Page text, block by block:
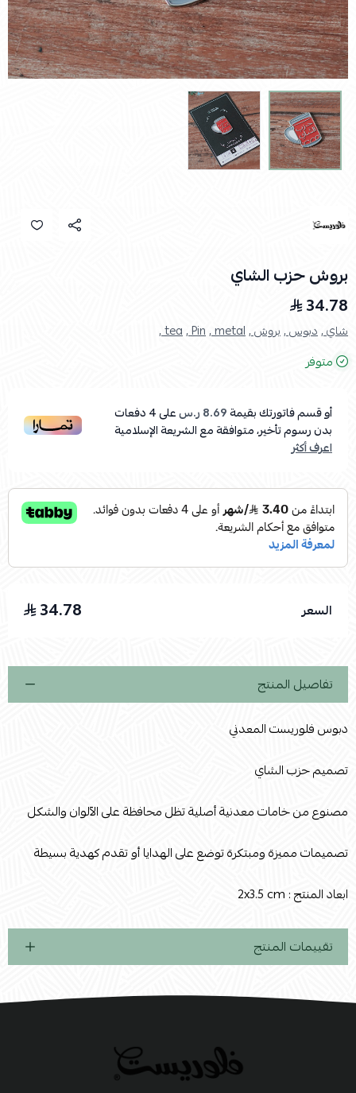
بروش حزب الشاي
34.78
شاي ,دبوس ,بروش ,metal ,
Pin ,
tea ,
متوفر
أو قسم فاتورتك بقيمة8.69 ر.س على4دفعات
بدون رسوم تأخير، متوافقة مع الشريعة الإسلامية
اعرف أكثر
السعر 34.78
تفاصيل المنتج
دبوس فلوريست المعدني
تصميم حزب الشاي
مصنوع من خامات معدنية أصلية تظل محافظة على الآلوان والشكل
تصميمات مميزة ومبتكرة توضع على الهدايا أو تقدم كهدية بسيطة
ابعاد المنتج : 2x3.5 cm
تقييمات المنتج